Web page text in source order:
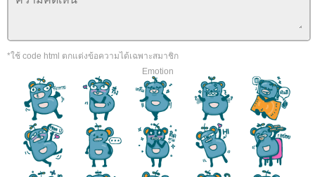
*ใช้ code html ตกแต่งข้อความได้เฉพาะสมาชิก
Emotion